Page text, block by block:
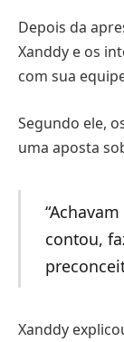
Depois da
Xanddy e os
com sua
Segundo ele,
uma aposta
contou,
Xanddy